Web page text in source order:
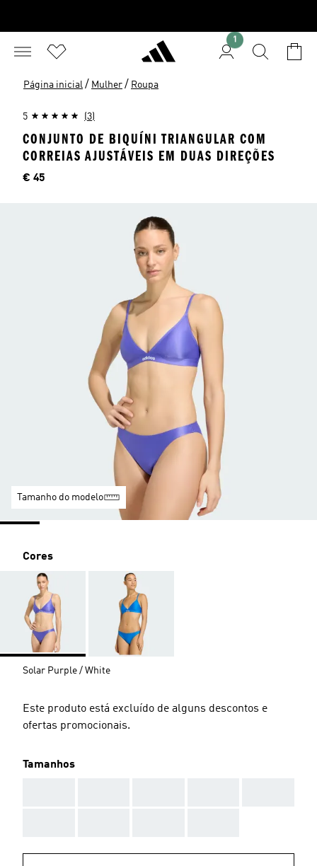
1
Página inicial / Mulher / Roupa
5 (3)
CONJUNTO DE BIQUÍNI TRIANGULAR COM
CORREIAS AJUSTÁVEIS EM DUAS DIREÇÕES
Preço
€ 45
Tamanho do modelo
Cores
Solar Purple / White
Este produto está excluído de alguns descontos e
ofertas promocionais.
Tamanhos